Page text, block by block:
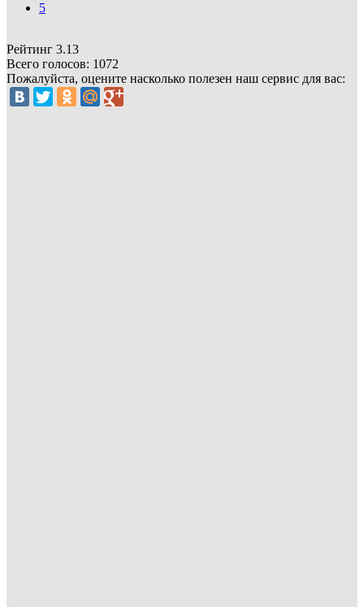
5
Рейтинг 3.13
Всего голосов: 1072
Пожалуйста, оцените насколько полезен наш сервис для вас: